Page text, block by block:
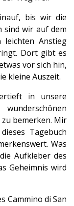
bis wir die
sind wir auf dem
Anstieg
Dort gibt es
vor sich hin,
kleine Auszeit.
in unsere
bemerken. Mir
Tagebuch
Was
Aufkleber des
Geheimnis wird
Cammino di San